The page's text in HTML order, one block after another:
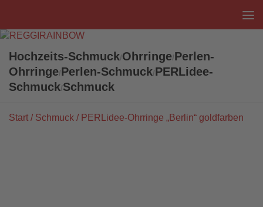
Hochzeits-Schmuck/Ohrringe/Perlen-
Ohrringe/Perlen-Schmuck/PERLidee-
Schmuck/Schmuck
Start / Schmuck / PERLidee-Ohrringe „Berlin“ goldfarben